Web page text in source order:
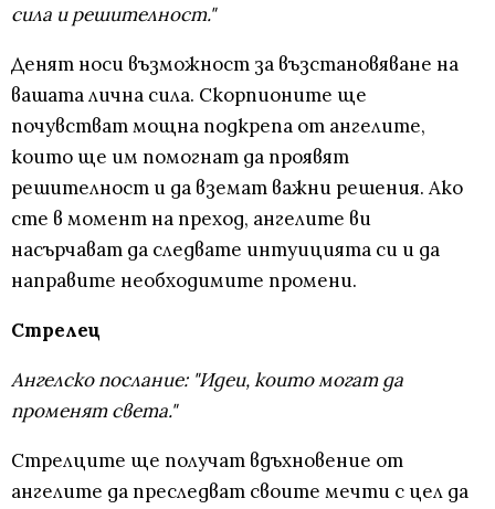
сила и решителност."
Денят носи възможност за възстановяване на
вашата лична сила. Скорпионите ще
почувстват мощна подкрепа от ангелите,
които ще им помогнат да проявят
решителност и да вземат важни решения. Ако
сте в момент на преход, ангелите ви
насърчават да следвате интуицията си и да
направите необходимите промени.
Стрелец
Ангелско послание: "Идеи, които могат да
променят света."
Стрелците ще получат вдъхновение от
ангелите да преследват своите мечти с цел да